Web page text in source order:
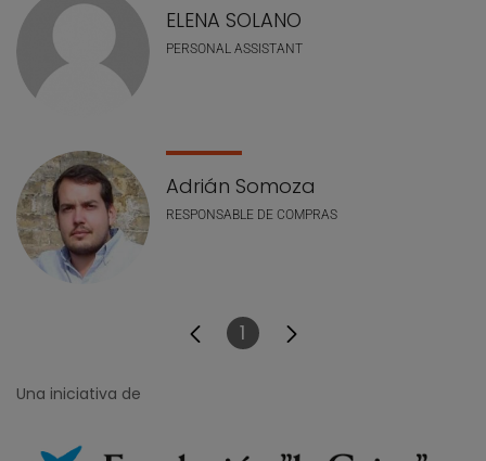
ELENA SOLANO
PERSONAL ASSISTANT
Adrián Somoza
RESPONSABLE DE COMPRAS
Página
1
Una iniciativa de